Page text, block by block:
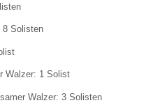
8 Solisten
Walzer: 1 Solist
Walzer: 3 Solisten